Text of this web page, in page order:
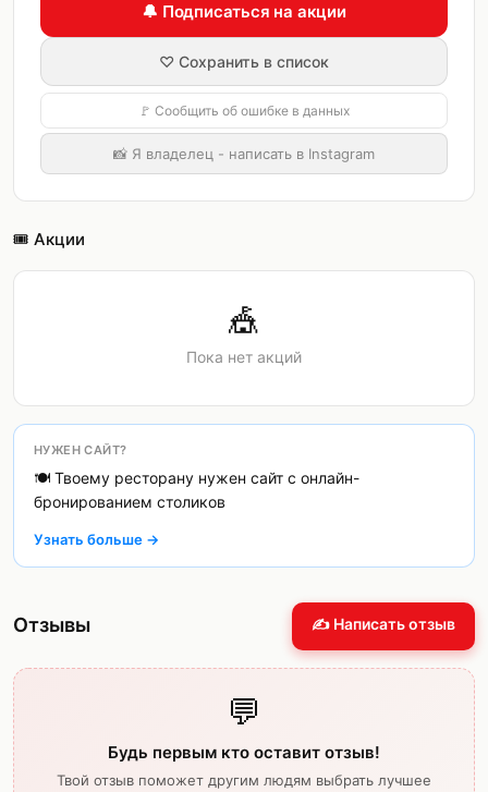
🔔 Подписаться на акции
♡ Сохранить в список
🚩 Сообщить об ошибке в данных
📸 Я владелец - написать в Instagram
🎟️ Акции
🎪
Пока нет акций
НУЖЕН САЙТ?
🍽️ Твоему ресторану нужен сайт с онлайн-
бронированием столиков
Узнать больше →
Отзывы ✍️ Написать отзыв
💬
Будь первым кто оставит отзыв!
Твой отзыв поможет другим людям выбрать лучшее